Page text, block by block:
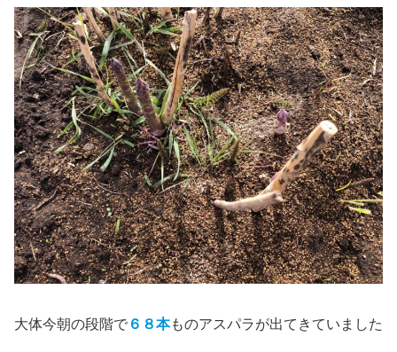
大体今朝の段階で ６８本ものアスパラが出てきていました